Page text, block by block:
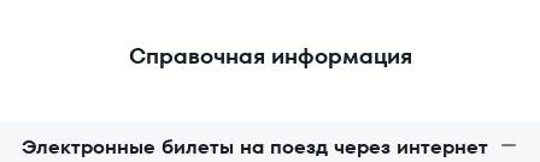
Справочная информация
Электронные билеты на поезд через интернет